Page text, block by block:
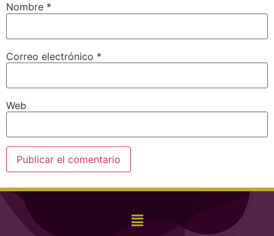
Nombre *
Correo electrónico *
Web